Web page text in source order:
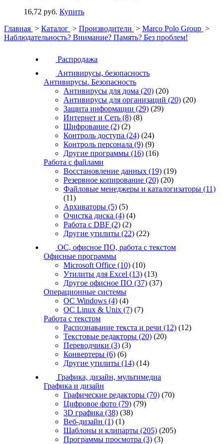
16,72 руб. Купить
Главная > Каталог > Производители > Marco Polo Group >
Наблюдательность? Внимание? Память? Без проблем!
Распродажа
Антивирусы, безопасность
Антивирусы. Безопасность
Антивирусы для дома (20) (20)
Антивирусы для организаций (20) (20)
Защита информации (29) (29)
Интернет и Сеть (8) (8)
Шифрование (2) (2)
Контроль доступа (24) (24)
Контроль персонала (9) (9)
Другие программы (16) (16)
Работа с файлами
Восстановление данных (19) (19)
Резервное копирование (20) (20)
Файловые менеджеры и каталогизаторы (11)
(11)
Архиваторы (5) (5)
Очистка диска (4) (4)
Работа с DBF (2) (2)
Другие утилиты (22) (22)
ОС, офисное ПО, работа с текстом
Офисные программы
Microsoft Office (10) (10)
Утилиты для Excel (13) (13)
Другое офисное ПО (37) (37)
Операционные системы
ОС Windows (4) (4)
ОС Linux & Unix (7) (7)
Работа с текстом
Распознавание текста и речи (12) (12)
Текстовые редакторы (20) (20)
Переводчики (3) (3)
Конвертеры (6) (6)
Другие утилиты (14) (14)
Графика, дизайн, мультимедиа
Графика и дизайн
Графические редакторы (70) (70)
Цифровое фото (79) (79)
3D графика (38) (38)
Веб-дизайн (1) (1)
Шаблоны и клипарты (205) (205)
Программы просмотра (3) (3)